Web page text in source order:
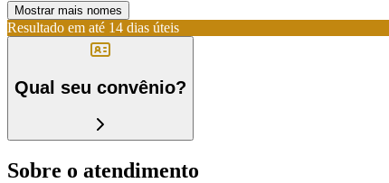
Mostrar mais nomes
Resultado em até 14 dias úteis
Qual seu convênio?
Sobre o atendimento